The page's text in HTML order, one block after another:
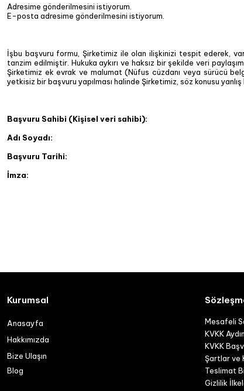
Adresime gönderilmesini istiyorum.
E-posta adresime gönderilmesini istiyorum.
İşbu başvuru formu, Şirketimiz ile olan ilişkinizi tespit ederek,
tanzim edilmiştir. Hukuka aykırı ve haksız bir şekilde veri
Şirketimiz ek evrak ve malumat (Nüfus cüzdanı veya sürücü
yetkisiz bir başvuru yapılması halinde Şirketimiz, söz konusu
Başvuru Sahibi (Kişisel veri sahibi):
Adı Soyadı:
Başvuru Tarihi:
İmza:
Kurumsal
Anasayfa
Hakkımızda
Bize Ulaşın
Blog
Mesafeli
KVKK
KVKK
Şartlar ve
Teslimat
Gizlilik